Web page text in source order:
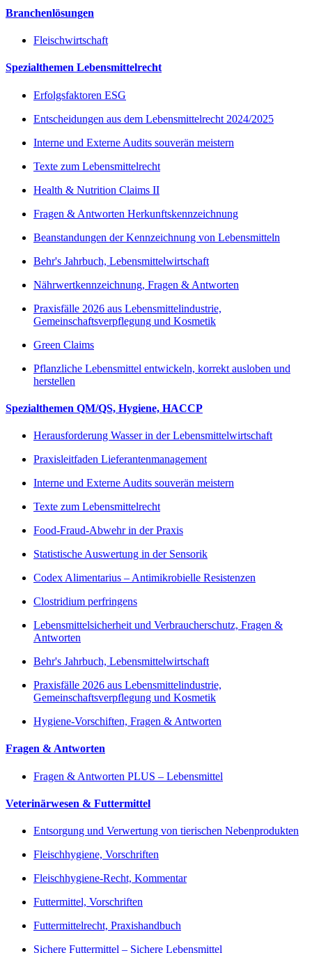
Branchenlösungen
Fleischwirtschaft
Spezialthemen Lebensmittelrecht
Erfolgsfaktoren ESG
Entscheidungen aus dem Lebensmittelrecht 2024/2025
Interne und Externe Audits souverän meistern
Texte zum Lebensmittelrecht
Health & Nutrition Claims II
Fragen & Antworten Herkunftskennzeichnung
Beanstandungen der Kennzeichnung von Lebensmitteln
Behr's Jahrbuch, Lebensmittelwirtschaft
Nährwertkennzeichnung, Fragen & Antworten
Praxisfälle 2026 aus Lebensmittelindustrie,
Gemeinschaftsverpflegung und Kosmetik
Green Claims
Pflanzliche Lebensmittel entwickeln, korrekt ausloben und
herstellen
Spezialthemen QM/QS, Hygiene, HACCP
Herausforderung Wasser in der Lebensmittelwirtschaft
Praxisleitfaden Lieferantenmanagement
Interne und Externe Audits souverän meistern
Texte zum Lebensmittelrecht
Food-Fraud-Abwehr in der Praxis
Statistische Auswertung in der Sensorik
Codex Alimentarius – Antimikrobielle Resistenzen
Clostridium perfringens
Lebensmittelsicherheit und Verbraucherschutz, Fragen &
Antworten
Behr's Jahrbuch, Lebensmittelwirtschaft
Praxisfälle 2026 aus Lebensmittelindustrie,
Gemeinschaftsverpflegung und Kosmetik
Hygiene-Vorschiften, Fragen & Antworten
Fragen & Antworten
Fragen & Antworten PLUS – Lebensmittel
Veterinärwesen & Futtermittel
Entsorgung und Verwertung von tierischen Nebenprodukten
Fleischhygiene, Vorschriften
Fleischhygiene-Recht, Kommentar
Futtermittel, Vorschriften
Futtermittelrecht, Praxishandbuch
Sichere Futtermittel – Sichere Lebensmittel